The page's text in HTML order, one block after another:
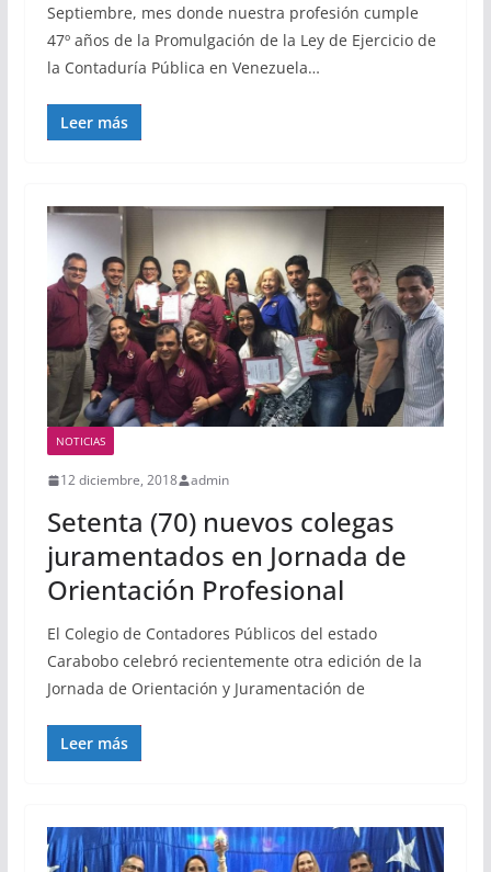
Septiembre, mes donde nuestra profesión cumple
47º años de la Promulgación de la Ley de Ejercicio de
la Contaduría Pública en Venezuela…
Leer más
NOTICIAS
12 diciembre, 2018 admin
Setenta (70) nuevos colegas
juramentados en Jornada de
Orientación Profesional
El Colegio de Contadores Públicos del estado
Carabobo celebró recientemente otra edición de la
Jornada de Orientación y Juramentación de
Leer más